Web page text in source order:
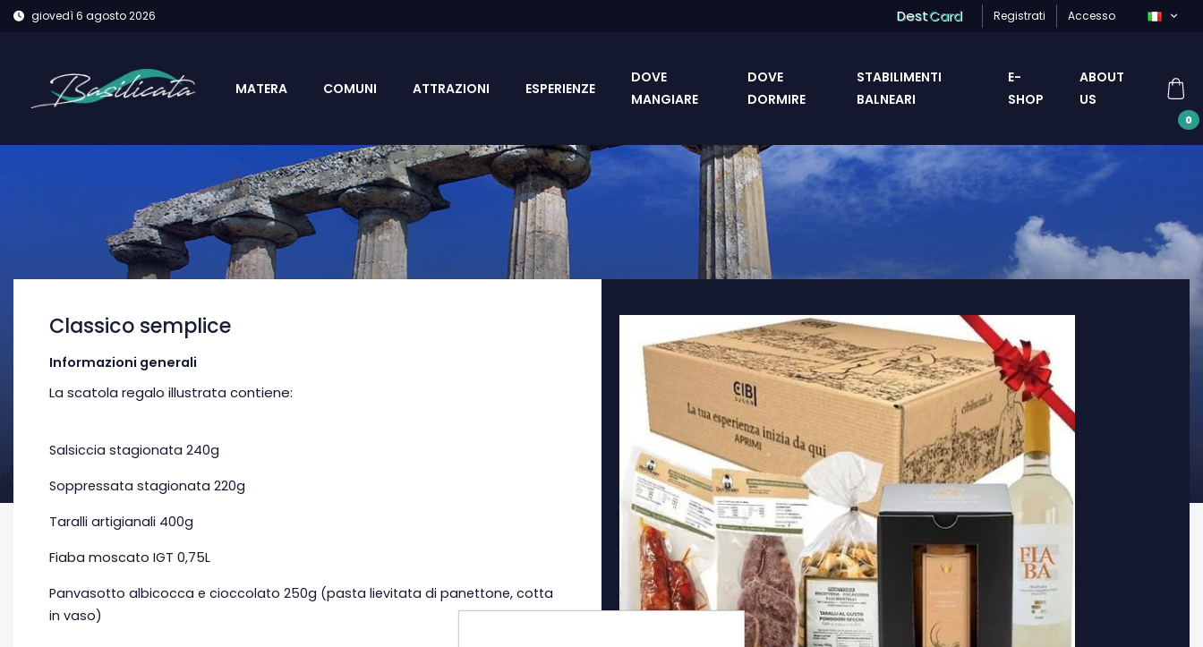
giovedì 6 agosto 2026 DestCard Registrati Accesso
MATERA COMUNI ATTRAZIONI ESPERIENZE
DOVE
MANGIARE
DOVE
DORMIRE
STABILIMENTI
BALNEARI
E-
SHOP
ABOUT
US
0
Classico semplice
Informazioni generali
La scatola regalo illustrata contiene:
Salsiccia stagionata 240g
Soppressata stagionata 220g
Taralli artigianali 400g
Fiaba moscato IGT 0,75L
Panvasotto albicocca e cioccolato 250g (pasta lievitata di panettone, cotta
in vaso)